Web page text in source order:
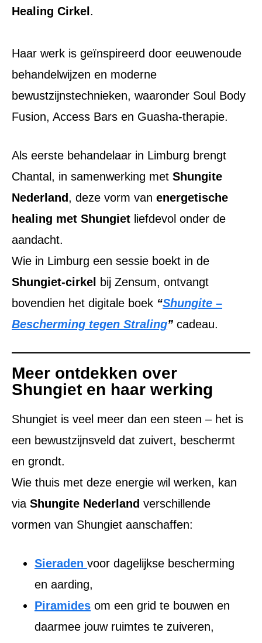
Healing Cirkel .
Haar werk is geïnspireerd door eeuwenoude
behandelwijzen en moderne
bewustzijnstechnieken, waaronder Soul Body
Fusion, Access Bars en Guasha-therapie.
Als eerste behandelaar in Limburg brengt
Chantal, in samenwerking met Shungite
Nederland, deze vorm van energetische
healing met Shungiet liefdevol onder de
aandacht.
Wie in Limburg een sessie boekt in de
Shungiet-cirkel
bij Zensum, ontvangt
bovendien het digitale boek “Shungite –
Bescherming tegen Straling” cadeau.
Meer ontdekken over
Shungiet en haar werking
Shungiet is veel meer dan een steen – het is
een bewustzijnsveld dat zuivert, beschermt
en grondt.
Wie thuis met deze energie wil werken, kan
via Shungite Nederland verschillende
vormen van Shungiet aanschaffen:
Sieraden voor dagelijkse bescherming
en aarding,
Piramides om een grid te bouwen en
daarmee jouw ruimtes te zuiveren,